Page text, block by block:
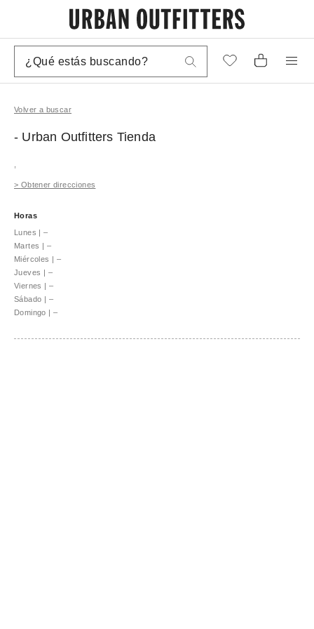
Volver a buscar
- Urban Outfitters Tienda
> Obtener direcciones
Horas
Lunes | –
Martes | –
Miércoles | –
Jueves | –
Viernes | –
Sábado | –
Domingo | –